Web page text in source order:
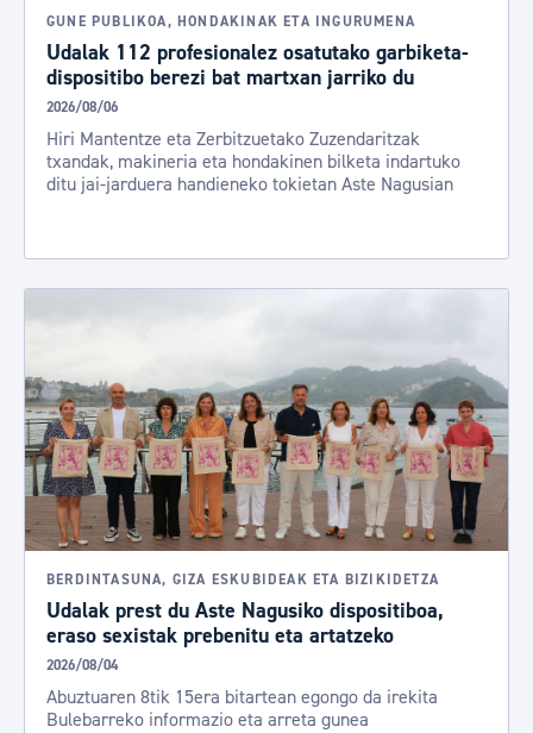
GUNE PUBLIKOA, HONDAKINAK ETA INGURUMENA
Udalak 112 profesionalez osatutako garbiketa-
dispositibo berezi bat martxan jarriko du
2026/08/06
Hiri Mantentze eta Zerbitzuetako Zuzendaritzak
txandak, makineria eta hondakinen bilketa indartuko
ditu jai-jarduera handieneko tokietan Aste Nagusian
BERDINTASUNA, GIZA ESKUBIDEAK ETA BIZIKIDETZA
Udalak prest du Aste Nagusiko dispositiboa,
eraso sexistak prebenitu eta artatzeko
2026/08/04
Abuztuaren 8tik 15era bitartean egongo da irekita
Bulebarreko informazio eta arreta gunea